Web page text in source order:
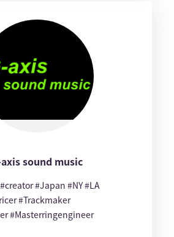
axis sound music
#Japan #NY #LA
#Trackmaker
#Masterringengineer